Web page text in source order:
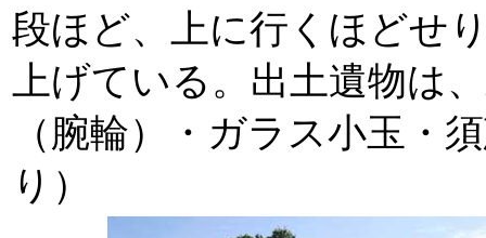
段ほど、上に行くほどせ
上げている。出土遺物は
（腕輪）・ガラス小玉・
り）